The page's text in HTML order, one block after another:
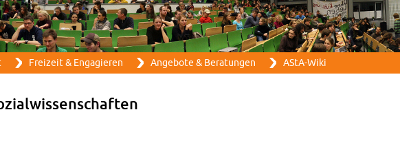
Direkt zum Inhalt
Frei­zeit & En­ga­gie­ren An­ge­bo­te & Be­ra­tun­gen AStA-Wi­ki